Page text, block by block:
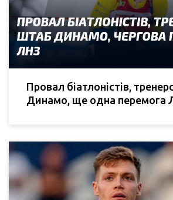
Провал біатлоністів,
Динамо, ще одна перемога